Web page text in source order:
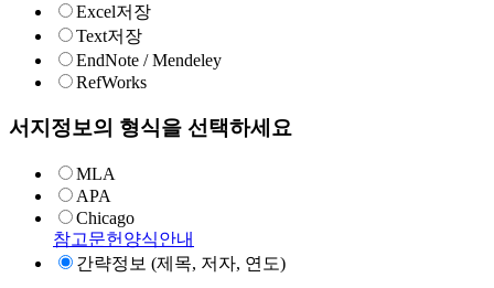
Excel저장
Text저장
EndNote / Mendeley
RefWorks
서지정보의 형식을 선택하세요
MLA
APA
Chicago
참고문헌양식안내
간략정보 (제목, 저자, 연도)